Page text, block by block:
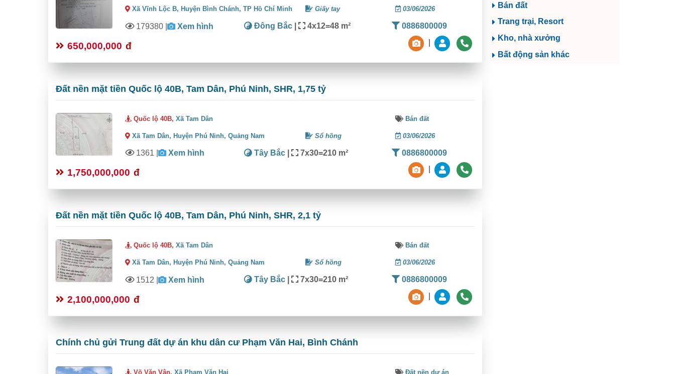
Xã Vĩnh Lộc B, Huyện Bình Chánh,TP Hồ Chí Minh Giấy tay 03/06/2026
179380 | Xem hình Đông Bắc| 4x12=48 m² 0886800009
650,000,000 đ
Đất nền mặt tiền Quốc lộ 40B, Tam Dân, Phú Ninh, SHR, 1,75 tỷ
Quốc lộ 40B,Xã Tam Dân Bán đất
Xã Tam Dân, Huyện Phú Ninh,Quảng Nam Sổ hồng 03/06/2026
1361 | Xem hình Tây Bắc| 7x30=210 m² 0886800009
1,750,000,000 đ
Đất nền mặt tiền Quốc lộ 40B, Tam Dân, Phú Ninh, SHR, 2,1 tỷ
Quốc lộ 40B,Xã Tam Dân Bán đất
Xã Tam Dân, Huyện Phú Ninh,Quảng Nam Sổ hồng 03/06/2026
1512 | Xem hình Tây Bắc| 7x30=210 m² 0886800009
2,100,000,000 đ
Chính chủ gửi Trung đất dự án khu dân cư Phạm Văn Hai, Bình Chánh
Võ Văn Vân,Xã Phạm Văn Hai Đất nền dự án
Bán đất
Trang trại, Resort
Kho, nhà xưởng
Bất động sản khác